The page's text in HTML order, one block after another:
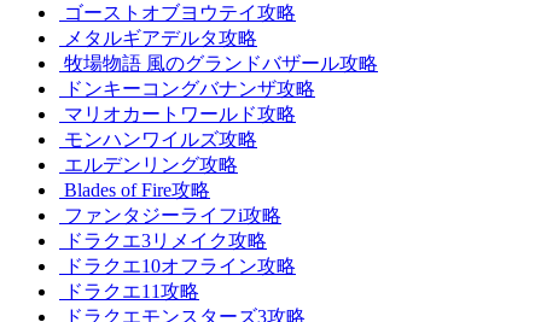
ゴーストオブヨウテイ攻略
メタルギアデルタ攻略
牧場物語 風のグランドバザール攻略
ドンキーコングバナンザ攻略
マリオカートワールド攻略
モンハンワイルズ攻略
エルデンリング攻略
Blades of Fire攻略
ファンタジーライフi攻略
ドラクエ3リメイク攻略
ドラクエ10オフライン攻略
ドラクエ11攻略
ドラクエモンスターズ3攻略